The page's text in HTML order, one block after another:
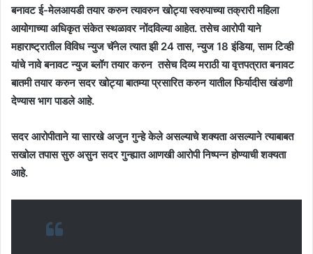
बनावट ई-मेलआयडी तयार करुन त्यावरुन खोट्या स्वरुपाच्या तक्रारी महिला
आयोगाच्या अधिकृत संकेत स्थळावर नोंदविल्या आहेत. तसेच आरोपी याने
महाराष्ट्रातील विविध न्युज चॅनेल त्यात झी 24 तास, न्युज 18 इंडिया, साम टिव्ही
यांचे नावे बनावट न्युज ब्लॉग तयार करुन तसेच दिव्य मराठी या वृत्तपत्रात बनावट
बातमी तयार करुन सदर खोट्या बातम्या प्रसारित करुन यातील फिर्यादीस खंडणी
देण्यास भाग पाडले आहे.
सदर आरोपीताने या सारखे अजुन गुन्हे केले असल्याचे शक्यता असल्याने त्याबाबत
सखोल तपास सुरु असुन सदर गुन्ह्यात आणखी आरोपी निष्पन्न होण्याची शक्यता
आहे.